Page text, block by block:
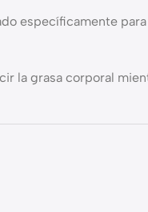
específicamente
la grasa corporal